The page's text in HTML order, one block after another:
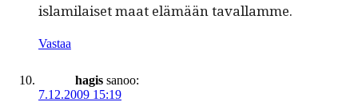
islami­laiset maat elämään tavallamme.
Vastaa
hagis sanoo:
7.12.2009 15:19